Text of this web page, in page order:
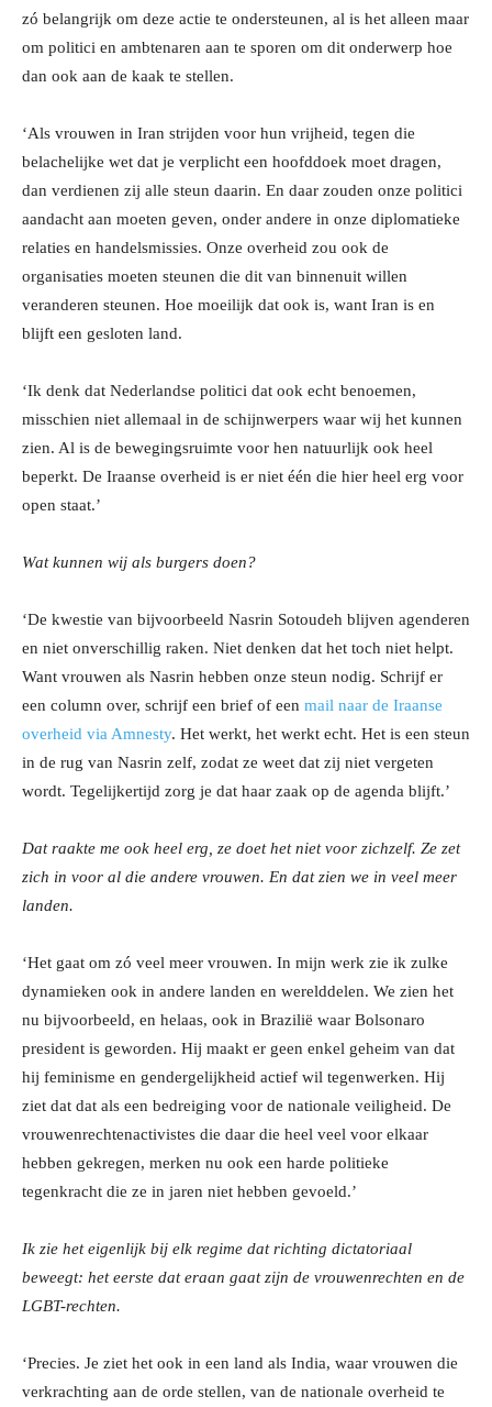
zó belangrijk om deze actie te ondersteunen, al is het alleen maar
om politici en ambtenaren aan te sporen om dit onderwerp hoe
dan ook aan de kaak te stellen.
‘Als vrouwen in Iran strijden voor hun vrijheid, tegen die
belachelijke wet dat je verplicht een hoofddoek moet dragen,
dan verdienen zij alle steun daarin. En daar zouden onze politici
aandacht aan moeten geven, onder andere in onze diplomatieke
relaties en handelsmissies. Onze overheid zou ook de
organisaties moeten steunen die dit van binnenuit willen
veranderen steunen. Hoe moeilijk dat ook is, want Iran is en
blijft een gesloten land.
‘Ik denk dat Nederlandse politici dat ook echt benoemen,
misschien niet allemaal in de schijnwerpers waar wij het kunnen
zien. Al is de bewegingsruimte voor hen natuurlijk ook heel
beperkt. De Iraanse overheid is er niet één die hier heel erg voor
open staat.’
Wat kunnen wij als burgers doen?
‘De kwestie van bijvoorbeeld Nasrin Sotoudeh blijven agenderen
en niet onverschillig raken. Niet denken dat het toch niet helpt.
Want vrouwen als Nasrin hebben onze steun nodig. Schrijf er
een column over, schrijf een brief of een mail naar de Iraanse
overheid via Amnesty. Het werkt, het werkt echt. Het is een steun
in de rug van Nasrin zelf, zodat ze weet dat zij niet vergeten
wordt. Tegelijkertijd zorg je dat haar zaak op de agenda blijft.’
Dat raakte me ook heel erg, ze doet het niet voor zichzelf. Ze zet
zich in voor al die andere vrouwen. En dat zien we in veel meer
landen.
‘Het gaat om zó veel meer vrouwen. In mijn werk zie ik zulke
dynamieken ook in andere landen en werelddelen. We zien het
nu bijvoorbeeld, en helaas, ook in Brazilië waar Bolsonaro
president is geworden. Hij maakt er geen enkel geheim van dat
hij feminisme en gendergelijkheid actief wil tegenwerken. Hij
ziet dat dat als een bedreiging voor de nationale veiligheid. De
vrouwenrechtenactivistes die daar die heel veel voor elkaar
hebben gekregen, merken nu ook een harde politieke
tegenkracht die ze in jaren niet hebben gevoeld.’
Ik zie het eigenlijk bij elk regime dat richting dictatoriaal
beweegt: het eerste dat eraan gaat zijn de vrouwenrechten en de
LGBT-rechten.
‘Precies. Je ziet het ook in een land als India, waar vrouwen die
verkrachting aan de orde stellen, van de nationale overheid te